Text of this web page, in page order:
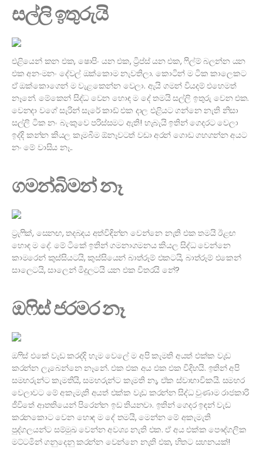
සල්ලි ඉතුරුයි
එළියෙන් කන එක, ෂොපිං යන එක, ට්‍රිප්ස් යන එක, ෆිල්ම් බලන්න යන
එක අනංමනං දේවල් ඔක්කොම නැවතිලා. කොටින් ම ටික කාලෙකට
ඒ ඔක්කොගෙන් ම වැළකෙන්න වෙලා. ඇයි ගමන් වියදම් එහෙමත්
නෑනේ. මේකෙන් සිද්ධ වෙන හොඳ ම දේ තමයි සල්ලි ඉතුරු වෙන එක.
වෙනදා වගේ සැරින් සැරේ කාඩ් එක දාල එළියට ගන්නෙ නැති නිසා
සල්ලි ටික නං බැංකුවෙ පරිස්සමට ඇති! හැබැයි ඉතින් ගෙදරට වෙලා
ඉද්දි කන්න කියල කෑමබීම ඕනෑවටත් වඩා අරන් ගොඩ ගහගන්න අයට
නං මේ වාසිය නෑ..
ගමන්බිමන් නෑ
ට්‍රැෆික්, සෙනඟ, තදබදය අත්විඳින්න වෙන්නෙ නැති එක තමයි ඊළඟ
හොඳ ම දේ. මේ ටිකේ ඉතින් ගමනාගමනය කියල සිද්ධ වෙන්නෙ
කාමරෙන් කුස්සියටයි, කුස්සියෙන් බාත්රූම් එකටයි, බාත්රූම් එකෙන්
සාලෙටයි, සාලෙන් මිදුලටයි යන එක විතරයි නේ?
ඔෆිස් ජරමර නෑ
ඔෆිස් එකේ වැඩ කරද්දි හැම වෙලේ ම අපි කැමති අයත් එක්ක වැඩ
කරන්න ලැබෙන්නෙ නෑනේ. එක එක අය එක එක විදිහයි. ඉතින් අපි
සමහරුන්ට කැමතියි, සමහරුන්ට කැමති නෑ, ඒක ස්වාභාවිකයි. සමහර
වෙලාවට මේ අකැමැති අයත් එක්ක වැඩ කරන්න සිද්ධ වුණාම රාජකාරි
ජීවිතේ ආතතියෙන් පිරෙන්න ඉඩ තියනවා. ඉතින් ගෙදර ඉඳන් වැඩ
කරනකොට වෙන හොඳ ම දේ තමයි, මෙන්න මේ අකැමැති
පුද්ගලයන්ට සම්මුඛ වෙන්න අවශ්‍ය නැති එක. ඒ අය එක්ක පෞද්ගලික
මට්ටමින් ගනුදෙනු කරන්න වෙන්නෙ නැති එක, හිතට සහනයක්!